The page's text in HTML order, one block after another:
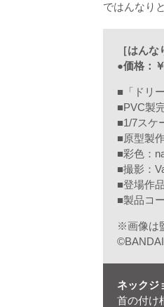
ではんなり
［はん
●価格：
■「ドリ
■PVC製
■1/7スケ
■原型製
■彩色：
■撮影：
■登場作
■製品コ
※画像は
ネックジ
首の付け